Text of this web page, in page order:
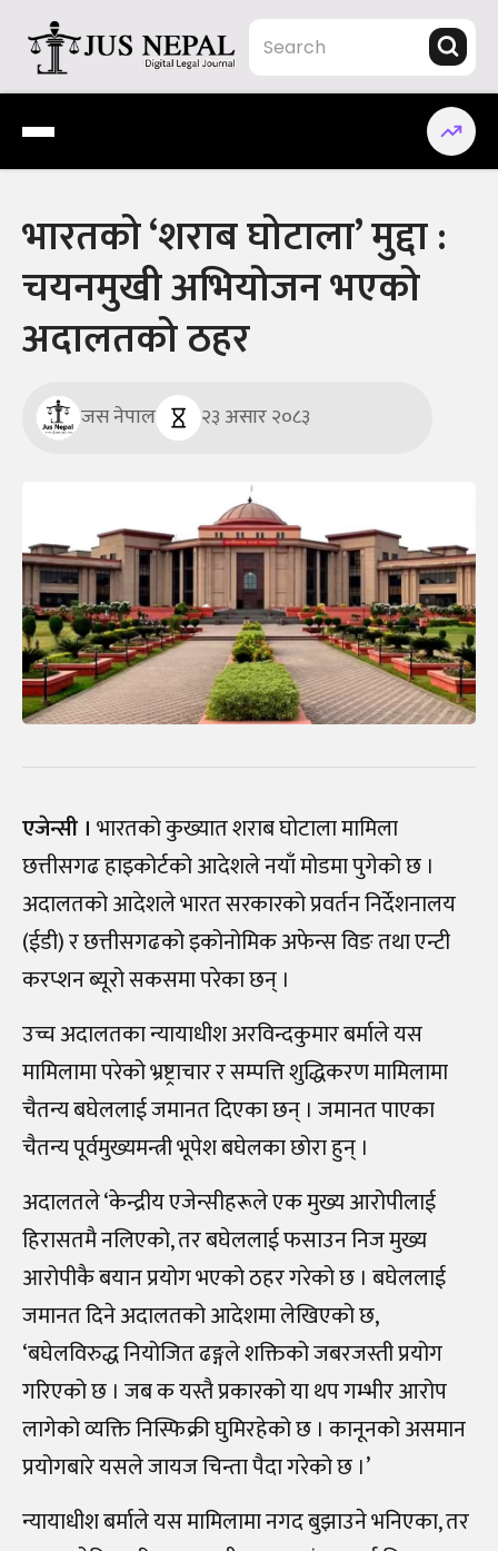
content
Jus Nepal | www.jusnepal.com
Digital Legal Journal
भारतको ‘शराब घोटाला’ मुद्दा :
चयनमुखी अभियोजन भएको
अदालतको ठहर
जस नेपाल २३ असार २०८३
एजेन्सी । भारतको कुख्यात शराब घोटाला मामिला
छत्तीसगढ हाइकोर्टको आदेशले नयाँ मोडमा पुगेको छ ।
अदालतको आदेशले भारत सरकारको प्रवर्तन निर्देशनालय
(ईडी) र छत्तीसगढको इकोनोमिक अफेन्स विङ तथा एन्टी
करप्शन ब्यूरो सकसमा परेका छन्‌ ।
उच्च अदालतका न्यायाधीश अरविन्दकुमार बर्माले यस
मामिलामा परेको भ्रष्ट्राचार र सम्पत्ति शुद्धिकरण मामिलामा
चैतन्य बघेललाई जमानत दिएका छन्‌ । जमानत पाएका
चैतन्य पूर्वमुख्यमन्त्री भूपेश बघेलका छोरा हुन्‌ ।
अदालतले ‘केन्द्रीय एजेन्सीहरूले एक मुख्य आरोपीलाई
हिरासतमै नलिएको, तर बघेललाई फसाउन निज मुख्य
आरोपीकै बयान प्रयोग भएको ठहर गरेको छ । बघेललाई
जमानत दिने अदालतको आदेशमा लेखिएको छ,
‘बघेलविरुद्ध नियोजित ढङ्गले शक्तिको जबरजस्ती प्रयोग
गरिएको छ । जब क यस्तै प्रकारको या थप गम्भीर आरोप
लागेको व्यक्ति निस्फिक्री घुमिरहेको छ । कानूनको असमान
प्रयोगबारे यसले जायज चिन्ता पैदा गरेको छ ।’
न्यायाधीश बर्माले यस मामिलामा नगद बुझाउने भनिएका, तर